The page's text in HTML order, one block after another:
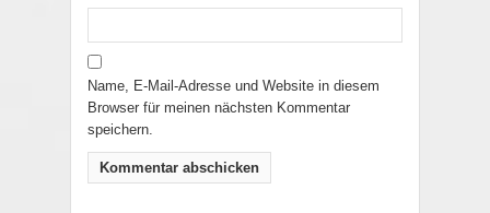
Name, E-Mail-Adresse und Website in diesem
Browser für meinen nächsten Kommentar
speichern.